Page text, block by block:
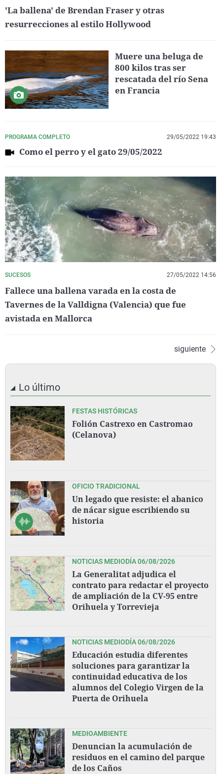
'La ballena' de Brendan Fraser y otras
resurrecciones al estilo Hollywood
Muere una beluga de
800 kilos tras ser
rescatada del río Sena
en Francia
PROGRAMA COMPLETO 29/05/2022 19:43
Como el perro y el gato 29/05/2022
SUCESOS 27/05/2022 14:56
Fallece una ballena varada en la costa de
Tavernes de la Valldigna (Valencia) que fue
avistada en Mallorca
siguiente
Lo último
FESTAS HISTÓRICAS
Folión Castrexo en Castromao
(Celanova)
OFICIO TRADICIONAL
Un legado que resiste: el abanico
de nácar sigue escribiendo su
historia
NOTICIAS MEDIODÍA 06/08/2026
La Generalitat adjudica el
contrato para redactar el proyecto
de ampliación de la CV-95 entre
Orihuela y Torrevieja
NOTICIAS MEDIODÍA 06/08/2026
Educación estudia diferentes
soluciones para garantizar la
continuidad educativa de los
alumnos del Colegio Virgen de la
Puerta de Orihuela
MEDIOAMBIENTE
Denuncian la acumulación de
residuos en el camino del parque
de los Caños